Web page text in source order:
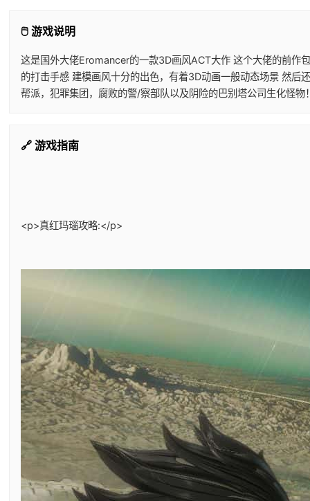
🖱️ 游戏说明
这是国外大佬Eromancer的一款3D画风ACT大作 这个大佬的前作
的打击手感 建模画风十分的出色，有着3D动画一般动态场景 然
帮派，犯罪集团，腐败的警/察部队以及阴险的巴别塔公司生化怪
🔗 游戏指南
<p>真红玛瑙攻略:</p>